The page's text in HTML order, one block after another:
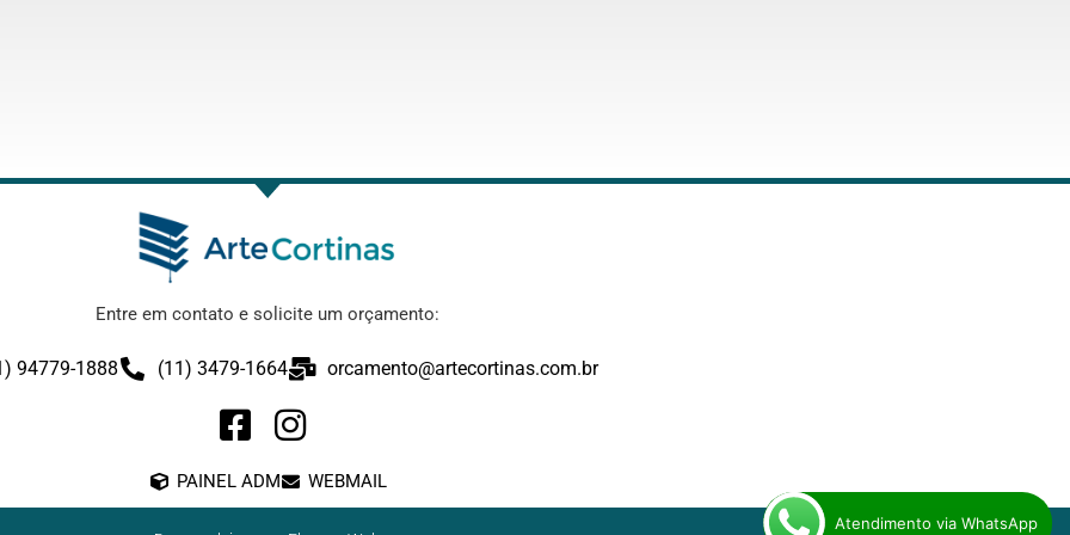
Entre em contato e solicite um orçamento:
94779-1888 (11) 3479-1664 orcamento@artecortinas.com.br
PAINEL ADM WEBMAIL
Atendimento via WhatsApp